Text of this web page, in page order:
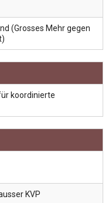
(Grosses Mehr gegen
koordinierte
KVP